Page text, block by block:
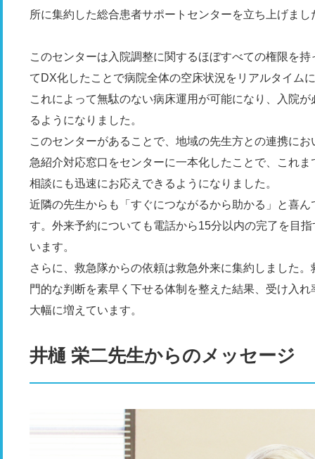
所に集約した総合患者サポートセンターを立ち上げまし
このセンターは入院調整に関するほぼすべての権限を
てDX化したことで病院全体の空床状況をリアルタイム
これによって無駄のない病床運用が可能になり、入院
るようになりました。
このセンターがあることで、地域の先生方との連携に
急紹介対応窓口をセンターに一本化したことで、これ
相談にも迅速にお応えできるようになりました。
近隣の先生からも「すぐにつながるから助かる」と喜
す。外来予約についても電話から15分以内の完了を目
います。
さらに、救急隊からの依頼は救急外来に集約しました
門的な判断を素早く下せる体制を整えた結果、受け入
大幅に増えています。
井樋 栄二先生からのメッセージ